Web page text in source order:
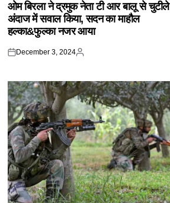
ओम बिरला ने द्रमुक नेता टी आर बालू से चुटीले
अंदाज में सवाल किया, सदन का माहौल
हल्का&फुल्का नजर आया
Posted
December 3, 2024
Posted